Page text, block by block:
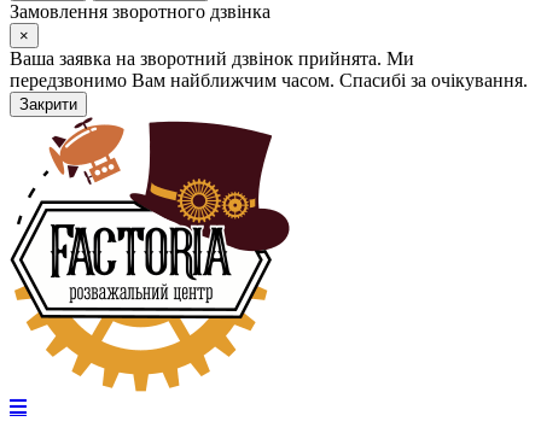
Замовлення зворотного дзвінка
×
Ваша заявка на зворотний дзвінок прийнята. Ми
передзвонимо Вам найближчим часом. Спасибі за очікування.
Закрити